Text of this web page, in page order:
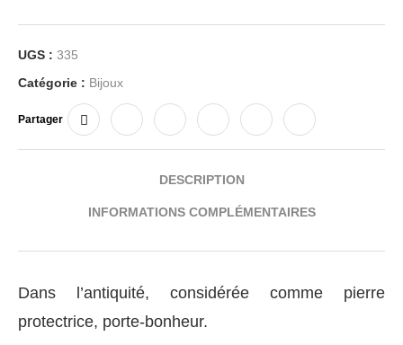
UGS : 335
Catégorie : Bijoux
Partager
DESCRIPTION
INFORMATIONS COMPLÉMENTAIRES
Dans l’antiquité, considérée comme pierre
protectrice, porte-bonheur.